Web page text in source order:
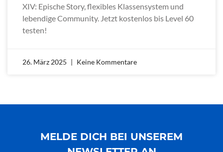
XIV: Epische Story, flexibles Klassensystem und
lebendige Community. Jetzt kostenlos bis Level 60
testen!
26. März 2025 Keine Kommentare
MELDE DICH BEI UNSEREM